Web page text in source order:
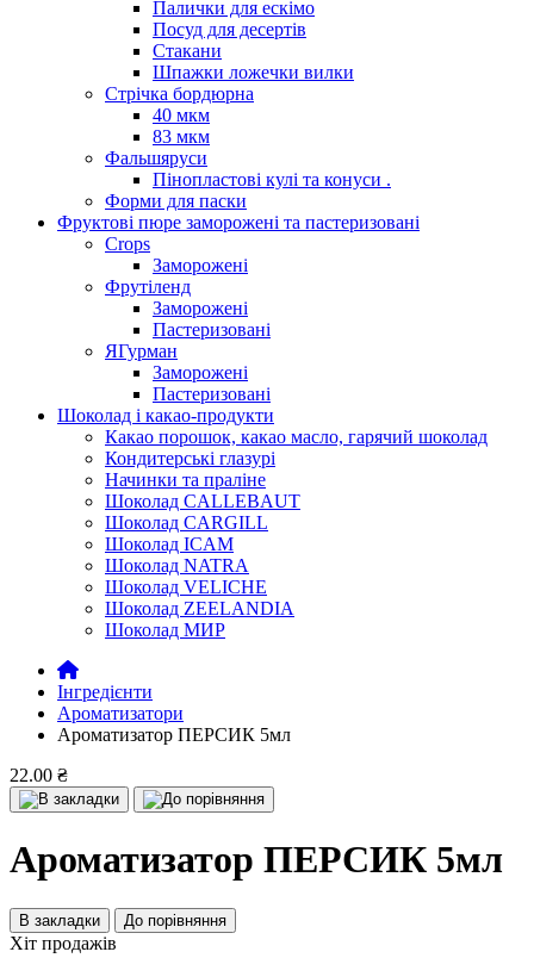
Палички для ескімо
Посуд для десертів
Стакани
Шпажки ложечки вилки
Стрічка бордюрна
40 мкм
83 мкм
Фальшяруси
Пінопластові кулі та конуси .
Форми для паски
Фруктові пюре заморожені та пастеризовані
Crops
Заморожені
Фрутіленд
Заморожені
Пастеризовані
ЯГурман
Заморожені
Пастеризовані
Шоколад і какао-продукти
Какао порошок, какао масло, гарячий шоколад
Кондитерські глазурі
Начинки та праліне
Шоколад CALLEBAUT
Шоколад CARGILL
Шоколад ICAM
Шоколад NATRA
Шоколад VELICHE
Шоколад ZEELANDIA
Шоколад МИР
Інгредієнти
Ароматизатори
Ароматизатор ПЕРСИК 5мл
22.00 ₴
Ароматизатор ПЕРСИК 5мл
В закладки До порівняння
Хіт продажів